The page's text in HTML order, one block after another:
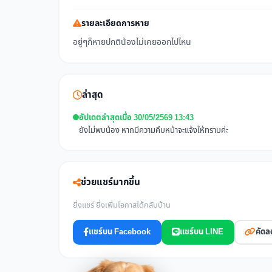
รายละเอียดการหาย
อยู่ๆก็หายปกติน้องไม่เคยออกไปไหน
ล่าสุด
อัปเดตล่าสุดเมื่อ 30/05/2569 13:43
ยังไม่พบน้อง หากมีความคืบหน้าจะแจ้งให้ทราบค่ะ
ช่วยแชร์มากขึ้น
ยิ่งแชร์ ยิ่งเพิ่มโอกาสได้กลับบ้าน
แชร์บน Facebook แชร์บน LINE คัด